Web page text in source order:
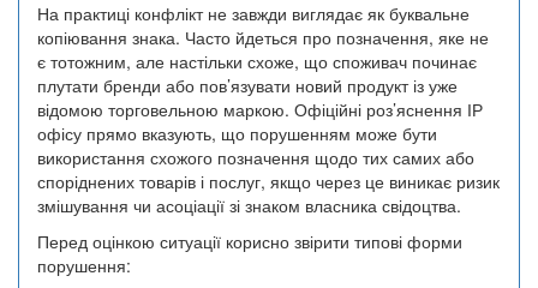
На практиці конфлікт не завжди виглядає як буквальне
копіювання знака. Часто йдеться про позначення, яке не
є тотожним, але настільки схоже, що споживач починає
плутати бренди або пов’язувати новий продукт із уже
відомою торговельною маркою. Офіційні роз’яснення ІР
офісу прямо вказують, що порушенням може бути
використання схожого позначення щодо тих самих або
споріднених товарів і послуг, якщо через це виникає ризик
змішування чи асоціації зі знаком власника свідоцтва.
Перед оцінкою ситуації корисно звірити типові форми
порушення: